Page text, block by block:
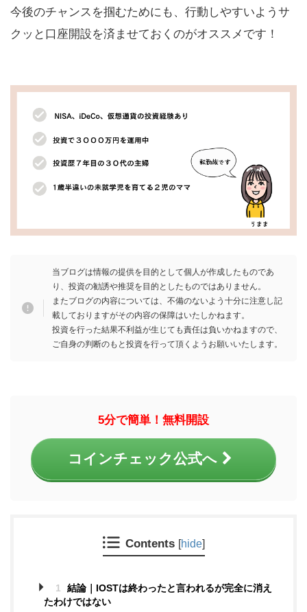
今後のチャンスを掴むためにも、行動しやすいようサ
クッと口座開設を済ませておくのがオススメです！
当ブログは情報の提供を目的として個人が作成したものであ
り、投資の勧誘や推奨を目的としたものではありません。
またブログの内容については、不備のないよう十分に注意し記
載しておりますがその内容の保障はいたしかねます。
投資を行った結果不利益が生じても責任は負いかねますので、
ご自身の判断のもと投資を行って頂くようお願いいたします。
5分で簡単！無料開設
コインチェック公式へ
Contents [hide]
1
結論｜IOSTは終わったと言われるが完全に消え
たわけではない